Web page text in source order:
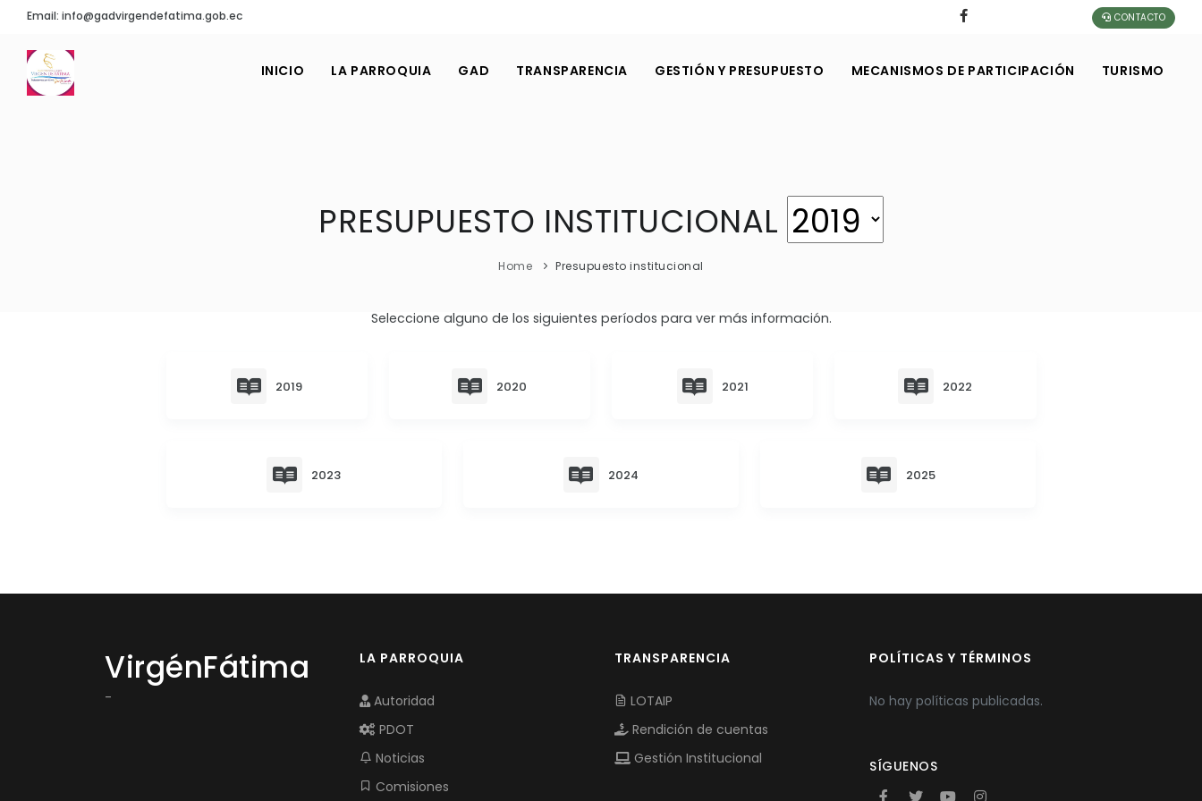
Email: info@gadvirgendefatima.gob.ec CONTACTO
INICIO LA PARROQUIA GAD TRANSPARENCIA GESTIÓN Y PRESUPUESTO MECANISMOS DE PARTICIPACIÓN TURISMO
PRESUPUESTO INSTITUCIONAL
Home Presupuesto institucional
Seleccione alguno de los siguientes períodos para ver más información.
2019 2020 2021 2022
2023 2024 2025
VirgénFátima
-
LA PARROQUIA
Autoridad
PDOT
Noticias
Comisiones
TRANSPARENCIA
LOTAIP
Rendición de cuentas
Gestión Institucional
POLÍTICAS Y TÉRMINOS
No hay políticas publicadas.
SÍGUENOS